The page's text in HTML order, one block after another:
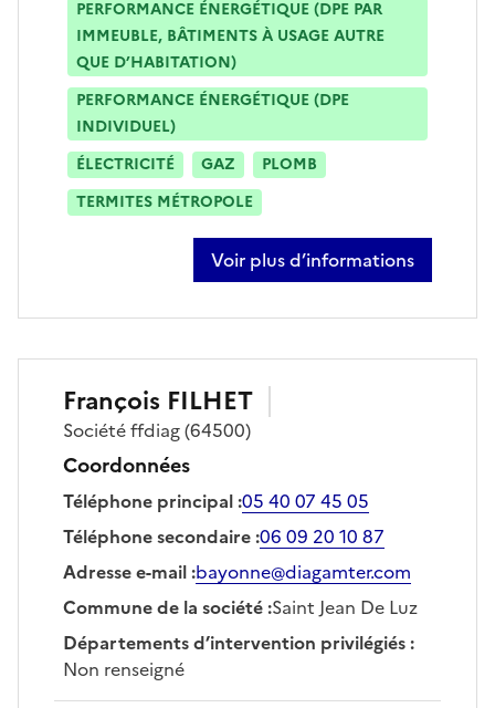
PERFORMANCE ÉNERGÉTIQUE (DPE PAR
IMMEUBLE, BÂTIMENTS À USAGE AUTRE
QUE D’HABITATION)
PERFORMANCE ÉNERGÉTIQUE (DPE
INDIVIDUEL)
ÉLECTRICITÉ
GAZ
PLOMB
TERMITES MÉTROPOLE
Voir plus d’informations
sur romain dumarest
François FILHET
Sociétéffdiag(64500)
Coordonnées
Téléphone principal:05 40 07 45 05
Téléphone secondaire:06 09 20 10 87
Adresse e-mail:bayonne@diagamter.com
Commune de la société:Saint Jean De Luz
Départements d’intervention privilégiés:
Non renseigné